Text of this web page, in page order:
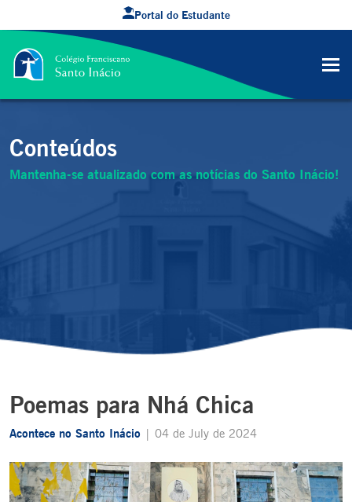
Portal do Estudante
Conteúdos
Mantenha-se atualizado com as notícias do Santo Inácio!
Poemas para Nhá Chica
Acontece no Santo Inácio | 04 de July de 2024